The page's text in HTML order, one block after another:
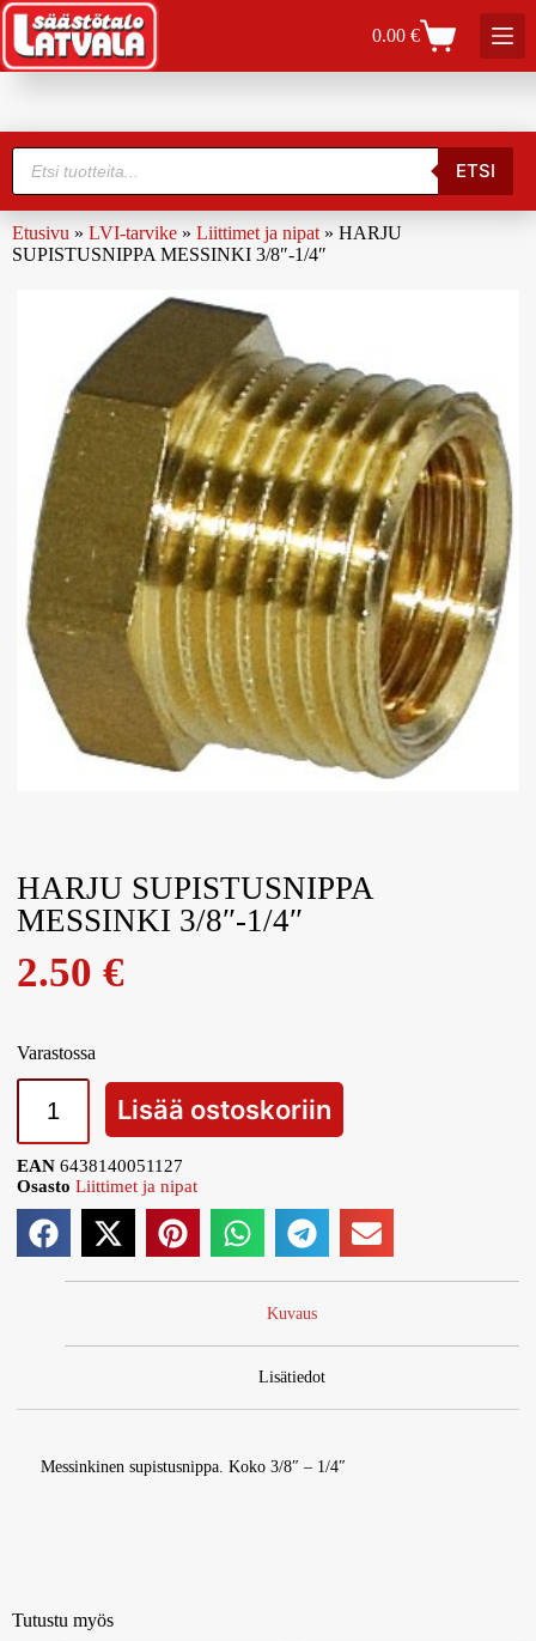
0.00€
ETSI
Etusivu » LVI-tarvike » Liittimet ja nipat » HARJU
SUPISTUSNIPPA MESSINKI 3/8″-1/4″
HARJU SUPISTUSNIPPA
MESSINKI 3/8″-1/4″
2.50€
Varastossa
Lisää ostoskoriin
EAN6438140051127
Osasto Liittimet ja nipat
Kuvaus
Lisätiedot
Messinkinen supistusnippa. Koko 3/8″ – 1/4″
Tutustu myös